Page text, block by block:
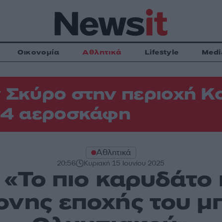
Οικονομία Αθλητικά Lifestyle
στην περιοχή
4 αεροσκάφη
Αθλητικά
20:56 Κυριακή 15 Ιουνίου 2025
πιο
εποχής του